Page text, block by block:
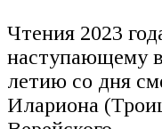
Чтения 2023
наступающему
летию со дня
Илариона